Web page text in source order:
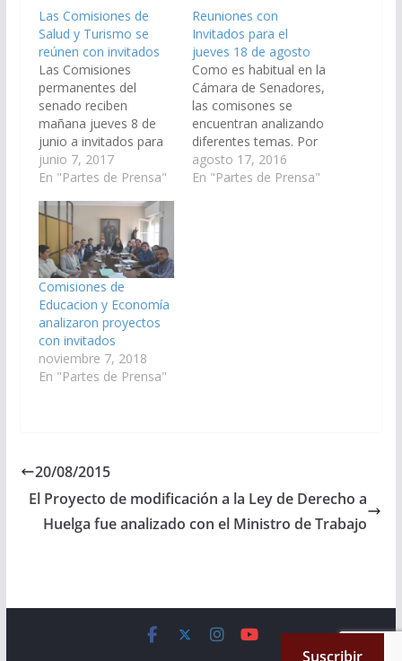
Las Comisiones de
Salud y Turismo se
reúnen con invitados
Las Comisiones
permanentes del
senado reciben
mañana jueves 8 de
junio a invitados para
tratar diversos temas.
Ambas reuniones se
Comisiones, Caseros
519 piso 5º. En primer
lugar, la Comisión de
Salud Pública, presidida
por el Senador Pablo
González, recibe, a
horas 9:00, al Dr.…
junio 7, 2017
En "Partes de Prensa"
Reuniones con
Invitados para el
jueves 18 de agosto
Como es habitual en la
Cámara de Senadores,
las comisones se
encuentran analizando
diferentes temas. Por
tal motivo, mañana
jueves 18 de agosto
agosto 17, 2016
En "Partes de Prensa"
Comisiones de
Educacion y Economía
analizaron proyectos
con invitados
noviembre 7, 2018
En "Partes de Prensa"
20/08/2015
El Proyecto de modificación a la Ley de Derecho a
Huelga fue analizado con el Ministro de Trabajo
. All rights reserved.
Suscribir